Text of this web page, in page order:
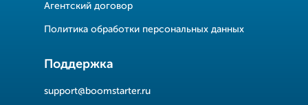
Агентский договор
Политика обработки персональных данных
Поддержка
support@boomstarter.ru